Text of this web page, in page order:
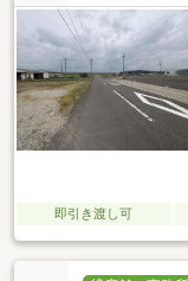
即引き渡し可